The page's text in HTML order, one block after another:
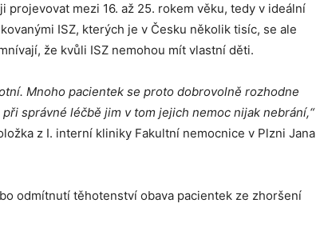
projevovat mezi 16. až 25. rokem věku, tedy v ideální
ISZ, kterých je v Česku několik tisíc, se ale
že kvůli ISZ nemohou mít vlastní děti.
Mnoho pacientek se proto dobrovolně rozhodne
správné léčbě jim v tom jejich nemoc nijak nebrání,“
z I. interní kliniky Fakultní nemocnice v Plzni Jana
odmítnutí těhotenství obava pacientek ze zhoršení